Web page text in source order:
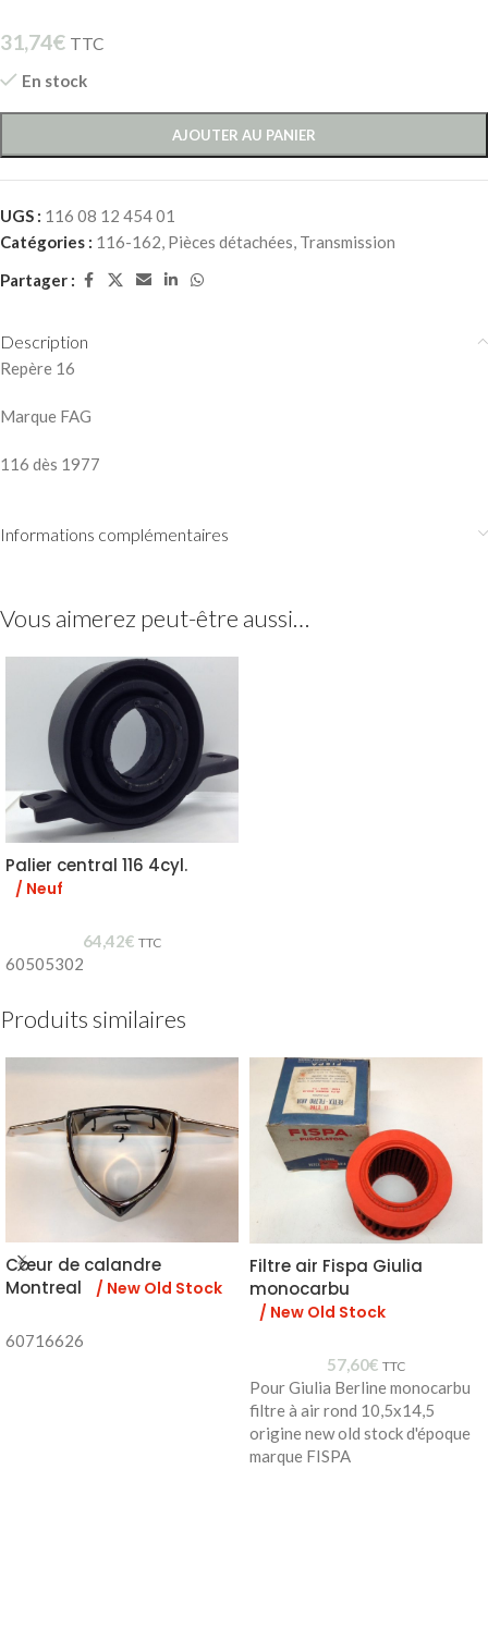
31,74€ TTC
En stock
AJOUTER AU PANIER
UGS : 116 08 12 454 01
Catégories : 116-162, Pièces détachées, Transmission
Partager :
Description
Repère 16
Marque FAG
116 dès 1977
Informations complémentaires
Vous aimerez peut-être aussi…
Palier central 116 4cyl.
/ Neuf
64,42€ TTC
60505302
Produits similaires
Cœur de calandre
Montreal
/ New Old Stock
60716626
Filtre air Fispa Giulia
monocarbu
/ New Old Stock
57,60€ TTC
Pour Giulia Berline monocarbu
filtre à air rond 10,5x14,5
origine new old stock d'époque
marque FISPA